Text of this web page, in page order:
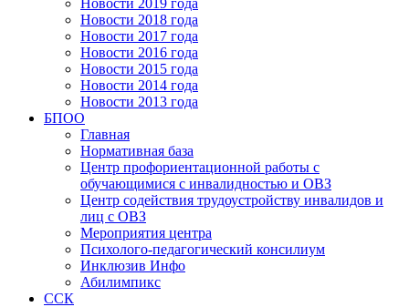
Новости 2018 года
Новости 2017 года
Новости 2016 года
Новости 2015 года
Новости 2014 года
Новости 2013 года
БПОО
Главная
Нормативная база
Центр профориентационной работы с
обучающимися с инвалидностью и ОВЗ
Центр содействия трудоустройству инвалидов и
лиц с ОВЗ
Мероприятия центра
Психолого-педагогический консилиум
Инклюзив Инфо
Абилимпикс
ССК